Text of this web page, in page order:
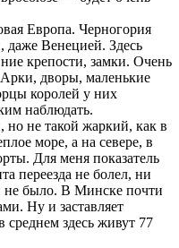
Европа. Черногория
даже Венецией. Здесь
крепости, замки. Очень
дворы, маленькие
королей у них
наблюдать.
не такой жаркий, как в
море, а на севере, в
Для меня показатель
переезда не болел, ни
не было. В Минске почти
Ну и заставляет
среднем здесь живут 77